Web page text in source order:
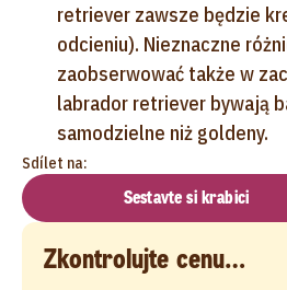
retriever zawsze będzie
odcieniu). Nieznaczne
zaobserwować także w
labrador retriever bywają
samodzielne niż goldeny.
Sdílet na:
Sestavte si krabici
Zkontrolujte cenu…